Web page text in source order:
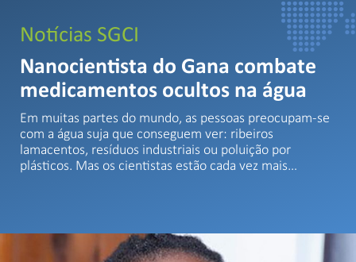
Notícias SGCI
Nanocientista do Gana combate
medicamentos ocultos na água
Em muitas partes do mundo, as pessoas preocupam-se
com a água suja que conseguem ver: ribeiros
lamacentos, resíduos industriais ou poluição por
plásticos. Mas os cientistas estão cada vez mais…